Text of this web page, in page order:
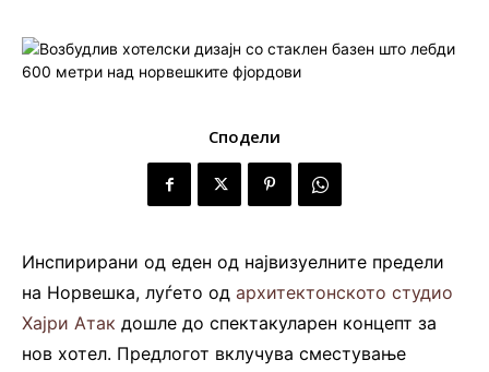
Сподели
Инспирирани од еден од највизуелните предели
на Норвешка, луѓето од архитектонското студио
Хајри Атак дошле до спектакуларен концепт за
нов хотел. Предлогот вклучува сместување